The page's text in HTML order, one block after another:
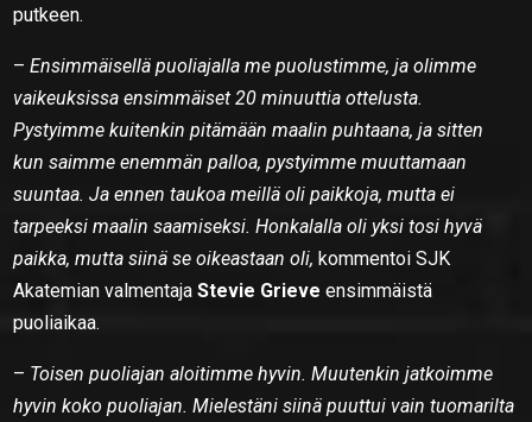
putkeen.
–Ensimmäisellä puoliajalla me puolustimme, ja olimme
vaikeuksissa ensimmäiset 20 minuuttia ottelusta.
Pystyimme kuitenkin pitämään maalin puhtaana, ja sitten
kun saimme enemmän palloa, pystyimme muuttamaan
suuntaa. Ja ennen taukoa meillä oli paikkoja, mutta ei
tarpeeksi maalin saamiseksi. Honkalalla oli yksi tosi hyvä
paikka, mutta siinä se oikeastaan oli, kommentoi SJK
Akatemian valmentajaStevie Grieve ensimmäistä
puoliaikaa.
– Toisen puoliajan aloitimme hyvin. Muutenkin jatkoimme
hyvin koko puoliajan. Mielestäni siinä puuttui vain tuomarilta